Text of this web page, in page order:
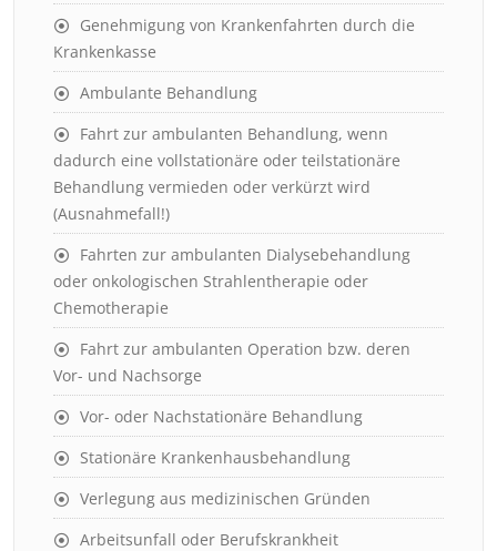
Genehmigung von Krankenfahrten durch die
Krankenkasse
Ambulante Behandlung
Fahrt zur ambulanten Behandlung, wenn
dadurch eine vollstationäre oder teilstationäre
Behandlung vermieden oder verkürzt wird
(Ausnahmefall!)
Fahrten zur ambulanten Dialysebehandlung
oder onkologischen Strahlentherapie oder
Chemotherapie
Fahrt zur ambulanten Operation bzw. deren
Vor- und Nachsorge
Vor- oder Nachstationäre Behandlung
Stationäre Krankenhausbehandlung
Verlegung aus medizinischen Gründen
Arbeitsunfall oder Berufskrankheit